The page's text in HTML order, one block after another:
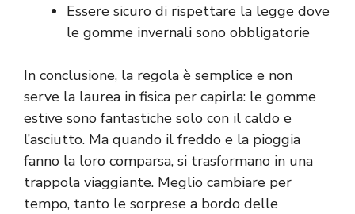
Essere sicuro di rispettare la legge dove
le gomme invernali sono obbligatorie
In conclusione, la regola è semplice e non
serve la laurea in fisica per capirla: le gomme
estive sono fantastiche solo con il caldo e
l’asciutto. Ma quando il freddo e la pioggia
fanno la loro comparsa, si trasformano in una
trappola viaggiante. Meglio cambiare per
tempo, tanto le sorprese a bordo delle